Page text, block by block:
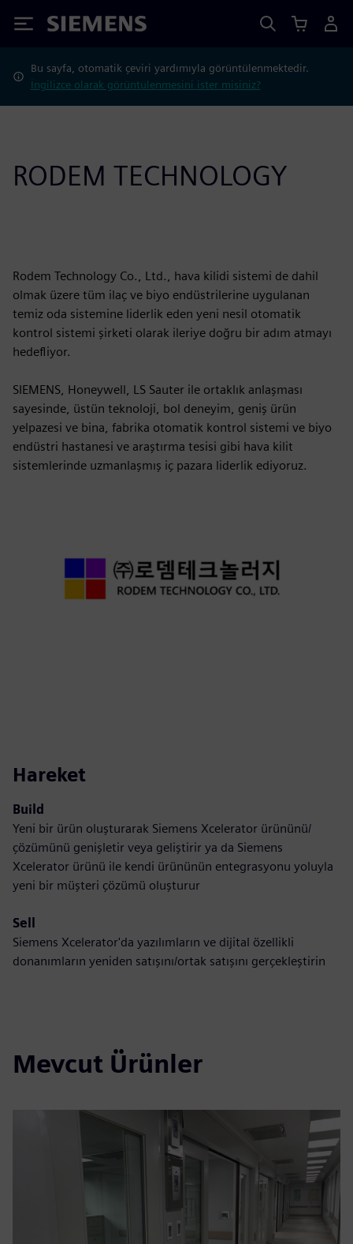
Siemens
Bu sayfa, otomatik çeviri yardımıyla görüntülenmektedir.
İngilizce olarak görüntülenmesini ister misiniz?
RODEM TECHNOLOGY
Rodem Technology Co., Ltd., hava kilidi sistemi de dahil
olmak üzere tüm ilaç ve biyo endüstrilerine uygulanan
temiz oda sistemine liderlik eden yeni nesil otomatik
kontrol sistemi şirketi olarak ileriye doğru bir adım atmayı
hedefliyor.
SIEMENS, Honeywell, LS Sauter ile ortaklık anlaşması
sayesinde, üstün teknoloji, bol deneyim, geniş ürün
yelpazesi ve bina, fabrika otomatik kontrol sistemi ve biyo
endüstri hastanesi ve araştırma tesisi gibi hava kilit
sistemlerinde uzmanlaşmış iç pazara liderlik ediyoruz.
Hareket
Build
Yeni bir ürün oluşturarak Siemens Xcelerator ürününü/
çözümünü genişletir veya geliştirir ya da Siemens
Xcelerator ürünü ile kendi ürününün entegrasyonu yoluyla
yeni bir müşteri çözümü oluşturur
Sell
Siemens Xcelerator'da yazılımların ve dijital özellikli
donanımların yeniden satışını/ortak satışını gerçekleştirin
Mevcut Ürünler